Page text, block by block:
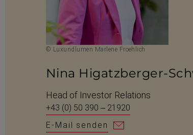
© Luxundlumen Marlene Froehlich
Nina Higatzberger-
Head of Investor Relations
+43 (0) 50 390 – 21920
E-Mail senden